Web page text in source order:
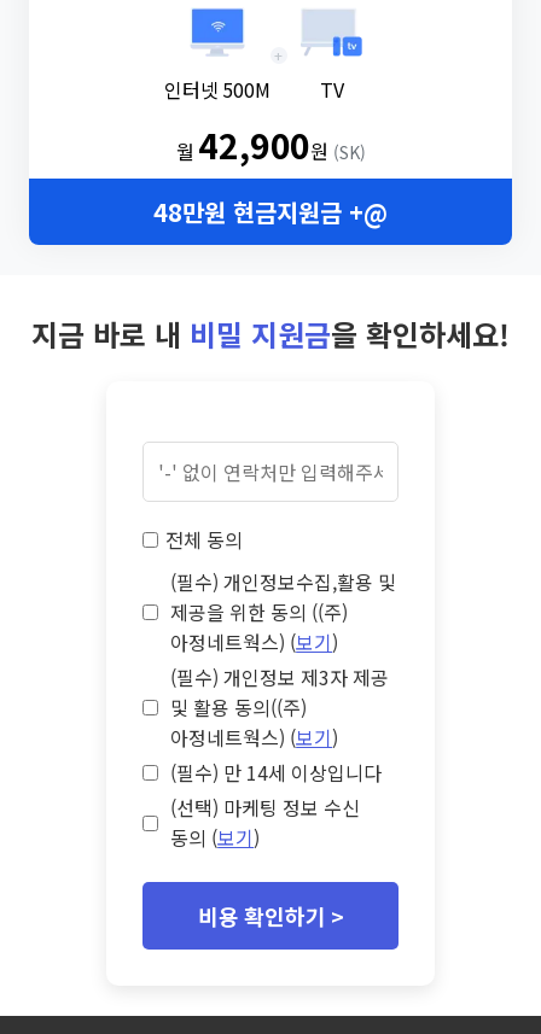
인터넷 500M
+
TV
월 42,900원 (SK)
48만원 현금지원금 +@
지금 바로 내 비밀 지원금을 확인하세요!
전체 동의
(필수) 개인정보수집,활용 및
제공을 위한 동의 ((주)
아정네트웍스) (보기)
(필수) 개인정보 제3자 제공
및 활용 동의((주)
아정네트웍스) (보기)
(필수) 만 14세 이상입니다
(선택) 마케팅 정보 수신
동의 (보기)
비용 확인하기 >